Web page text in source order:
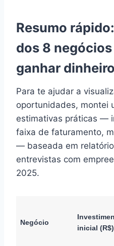
Resumo
dos 8
ganhar dinheiro
Para te ajudar a
oportunidades, montei
estimativas práticas —
faixa de faturamento,
— baseada em
entrevistas com
2025.
Negócio
inicial (R$)